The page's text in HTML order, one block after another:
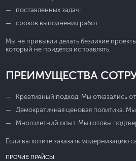
поставленных задач;
сроков выполнения работ.
Мы не привыкли делать безликие
который не придётся исправлять.
ПРЕИМУЩЕСТВА
Креативный подход. Мы отказались
Демократичная ценовая политика.
Многолетний опыт. Мы готовы
Если вы хотите заказать модернизацию
ПРОЧИЕ ПРАЙСЫ